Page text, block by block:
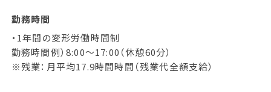
勤務時間
・1年間の変形労働時間制
勤務時間例）8:00～17:00（休憩60分）
※残業：月平均17.9時間時間（残業代全額支給）